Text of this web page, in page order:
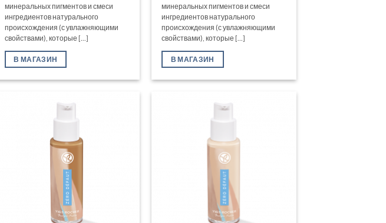
минеральных пигментов и смеси
ингредиентов натурального
происхождения (с увлажняющими
свойствами), которые [...]
В МАГАЗИН
минеральных пигментов и смеси
ингредиентов натурального
происхождения (с увлажняющими
свойствами), которые [...]
В МАГАЗИН